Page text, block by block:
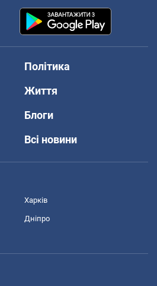
Політика
Життя
Блоги
Всі новини
Харків
Дніпро